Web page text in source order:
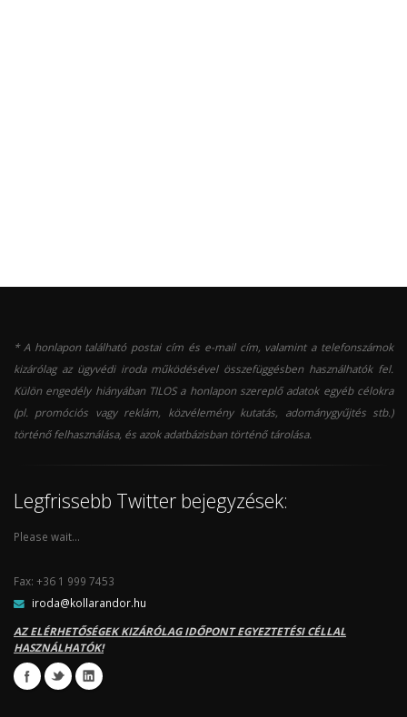
* A honlapon található postai cím és e-mail cím, valamint a telefonszámok
kizárólag az ügyvédi iroda működésével összefüggésben használhatók fel.
Külön engedély hiányában TILOS a honlapon szereplő adatok egyéb célokra
(pl. promóciós vagy reklám, közvélemény kutatás, adománygyűjtés stb.)
történő felhasználása, és azok adatbázisban történő tárolása.
Legfrissebb Twitter bejegyzések:
Please wait...
Fax: +36 1 999 7453
iroda@kollarandor.hu
AZ ELÉRHETŐSÉGEK KIZÁRÓLAG IDŐPONT EGYEZTETÉSI CÉLLAL
HASZNÁLHATÓK!